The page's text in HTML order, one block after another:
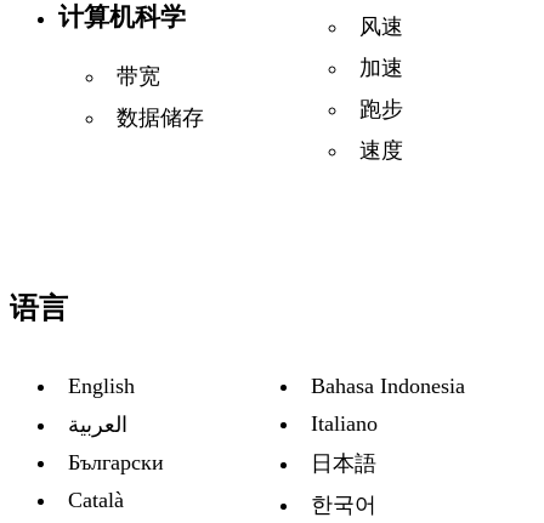
计算机科学
带宽
数据储存
风速
加速
跑步
速度
语言
English
العربية
Български
Català
Bahasa Indonesia
Italiano
日本語
한국어